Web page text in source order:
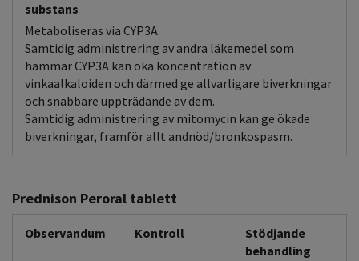
substans
Metaboliseras via CYP3A.
Samtidig administrering av andra läkemedel som
hämmar CYP3A kan öka koncentration av
vinkaalkaloiden och därmed ge allvarligare biverkningar
och snabbare uppträdande av dem.
Samtidig administrering av mitomycin kan ge ökade
biverkningar, framför allt andnöd/bronkospasm.
Prednison Peroral tablett
Observandum Kontroll
Stödjande
behandling